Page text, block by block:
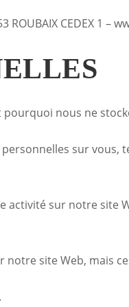
ROUBAIX CEDEX 1 –
pourquoi nous ne
sur
sur notre site
site Web, mais